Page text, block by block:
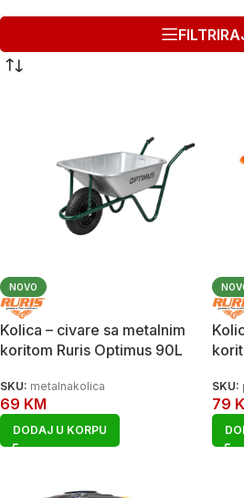
NOVO
Kolica – civare sa metalnim
koritom Ruris Optimus 90L
SKU: metalnakolica
69 KM
DODAJ U KORPU
SKU:
79